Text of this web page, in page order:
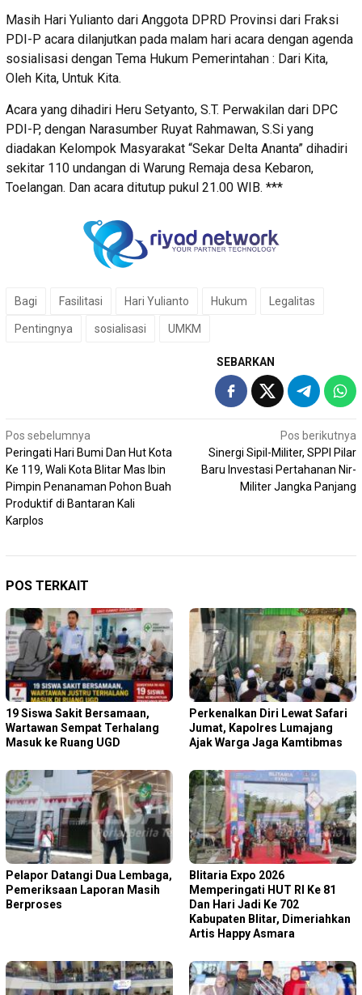
Masih Hari Yulianto dari Anggota DPRD Provinsi dari Fraksi
PDI-P acara dilanjutkan pada malam hari acara dengan agenda
sosialisasi dengan Tema Hukum Pemerintahan : Dari Kita,
Oleh Kita, Untuk Kita.
Acara yang dihadiri Heru Setyanto, S.T. Perwakilan dari DPC
PDI-P, dengan Narasumber Ruyat Rahmawan, S.Si yang
diadakan Kelompok Masyarakat “Sekar Delta Ananta” dihadiri
sekitar 110 undangan di Warung Remaja desa Kebaron,
Toelangan. Dan acara ditutup pukul 21.00 WIB. ***
Bagi Fasilitasi Hari Yulianto Hukum Legalitas
Pentingnya sosialisasi UMKM
SEBARKAN
Navigasi
pos
Pos sebelumnya
Peringati Hari Bumi Dan Hut Kota
Ke 119, Wali Kota Blitar Mas Ibin
Pimpin Penanaman Pohon Buah
Produktif di Bantaran Kali
Karplos
Pos berikutnya
Sinergi Sipil-Militer, SPPI Pilar
Baru Investasi Pertahanan Nir-
Militer Jangka Panjang
POS TERKAIT
19 Siswa Sakit Bersamaan,
Wartawan Sempat Terhalang
Masuk ke Ruang UGD
Perkenalkan Diri Lewat Safari
Jumat, Kapolres Lumajang
Ajak Warga Jaga Kamtibmas
Pelapor Datangi Dua Lembaga,
Pemeriksaan Laporan Masih
Berproses
Blitaria Expo 2026
Memperingati HUT RI Ke 81
Dan Hari Jadi Ke 702
Kabupaten Blitar, Dimeriahkan
Artis Happy Asmara